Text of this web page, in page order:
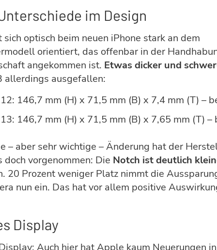
im Design
optisch beim neuen iPhone stark an dem
orientiert, das offenbar in der
angekommen ist. Etwas dicker und
allerdings ausgefallen:
146,7 mm (H) x 71,5 mm (B) x 7,4 mm (T) –
146,7 mm (H) x 71,5 mm (B) x 7,65 mm (T) –
– aber sehr wichtige – Änderung hat der
vorgenommen: Die Notch ist deutlich
20 Prozent weniger Platz nimmt die
nun ein. Das hat vor allem positive
Display
Auch hier hat Apple kaum Neuerungen